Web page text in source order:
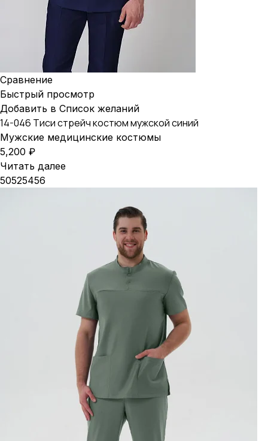
Сравнение
Быстрый просмотр
Добавить в Список желаний
14-046 Тиси стрейч костюм мужской синий
Мужские медицинские костюмы
5,200 ₽
Читать далее
50525456